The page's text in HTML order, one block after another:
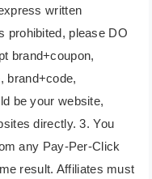
written
prohibited, please DO
brand+coupon,
brand+code,
be your website,
directly. 3. You
any Pay-Per-Click
result. Affiliates must